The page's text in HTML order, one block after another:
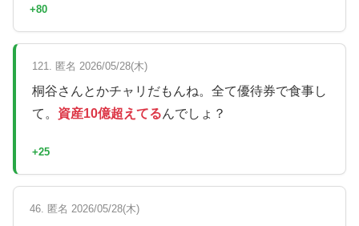
+80
121. 匿名 2026/05/28(木)
桐谷さんとかチャリだもんね。全て優待券で食事し
て。 資産10億超えてるんでしょ？
+25
46. 匿名 2026/05/28(木)